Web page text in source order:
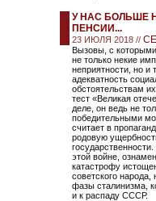
У НАС БОЛЬШЕ
ПЕНСИИ...
23 ИЮЛЯ 2018 //
Вызовы, с
не только некие
неприятности, но и
адекватность
обстоятельствам
тест «Великая
деле, он ведь не
победительными
считает в
родовую
этой войне,
катастрофу
советского
фазы сталинизма,
и к распаду СССР.